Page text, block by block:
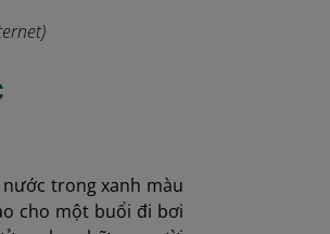
trong xanh màu
cho một buổi đi bơi